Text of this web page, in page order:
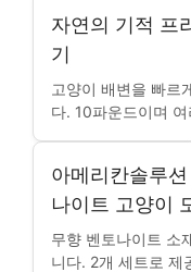
자연의 기적 프
기
고양이 배변을 빠르
다. 10파운드이며
아메리칸솔루
나이트 고양이
무향 벤토나이트 소
니다. 2개 세트로 제